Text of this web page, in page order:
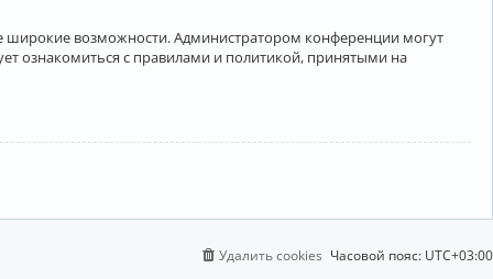
широкие возможности. Администратором конференции могут
ознакомиться с правилами и политикой, принятыми на
Часовой пояс: UTC+03:00
Удалить cookies